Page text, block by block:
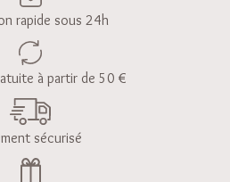
rapide sous 24h
à partir de 50 €
sécurisé